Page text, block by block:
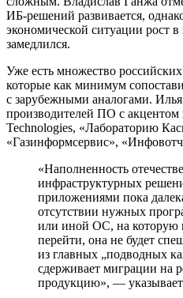
ИБ-решений развивается,
экономической ситуации рост
замедлился.
Уже есть множество
которые как минимум
с зарубежными аналогами.
производителей ПО с
Technologies, «Лабораторию
«Газинформсервис»,
«Наполненность
инфраструктурных
приложениями пока
отсутствии нужных
или иной ОС, на которую
перейти, она не будет
из главных „подводных
сдерживает миграции на
продукцию», —